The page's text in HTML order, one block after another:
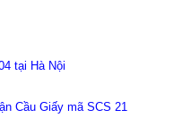
tại Hà Nội
Cầu Giấy mã SCS 21